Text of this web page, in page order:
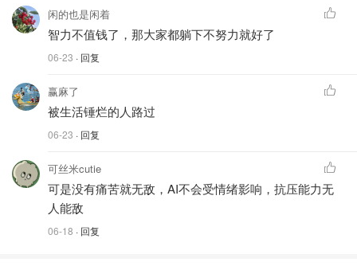
闲的也是闲着
智力不值钱了，那大家都躺下不努力就好了
06-23 · 回复
赢麻了
被生活锤烂的人路过
06-23 · 回复
可丝米cutie
可是没有痛苦就无敌，AI不会受情绪影响，抗压能力无
人能敌
06-18 · 回复